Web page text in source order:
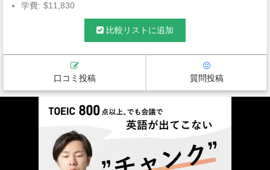
学費: $11,830
比較リストに追加
口コミ投稿 質問投稿